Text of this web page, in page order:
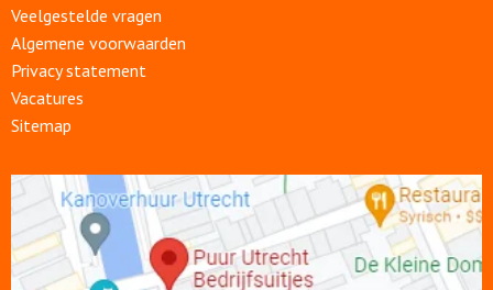
Veelgestelde vragen
Algemene voorwaarden
Privacy statement
Vacatures
Sitemap
link